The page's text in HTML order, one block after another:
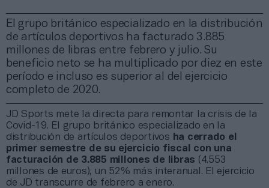
El grupo británico especializado en la distribución
de artículos deportivos ha facturado 3.885
millones de libras entre febrero y julio. Su
beneficio neto se ha multiplicado por diez en este
período e incluso es superior al del ejercicio
completo de 2020.
JD Sports mete la directa para remontar la crisis de la
Covid-19. El grupo británico especializado en la
distribución de artículos deportivos ha cerrado el
primer semestre de su ejercicio fiscal con una
facturación de 3.885 millones de libras (4.553
millones de euros), un 52% más interanual. El ejercicio
de JD transcurre de febrero a enero.